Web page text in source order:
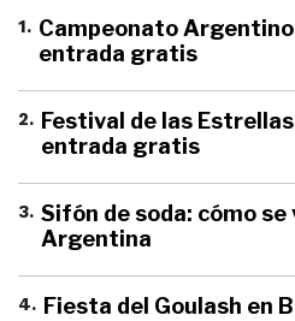
1. Campeonato
entrada gratis
2. Festival de las
entrada gratis
3. Sifón de soda: cómo se
Argentina
4. Fiesta del Goulash en